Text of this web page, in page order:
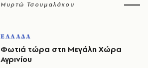
Μυρτώ Τσουμαλάκου
ΕΛΛΑΔΑ
Φωτιά τώρα στη Μεγάλη Χώρα
Αγρινίου